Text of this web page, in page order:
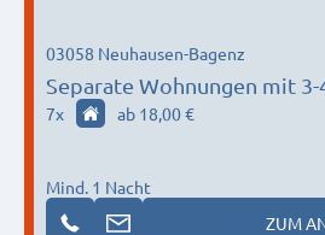
Separate Wohnungen mit 3-
Küche und Bad
03058 Neuhausen-Bagenz
7x ab 18,00 €
Mind. 1 Nacht
ZUM